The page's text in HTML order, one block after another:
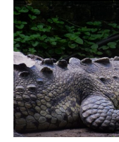
era
en
no